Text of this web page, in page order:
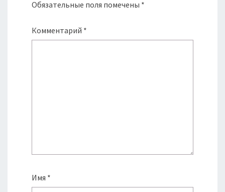
Обязательные поля помечены *
Комментарий *
Имя *